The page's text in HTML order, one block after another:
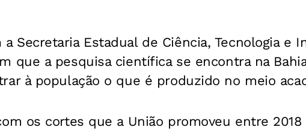
Secretaria Estadual de Ciência, Tecnologia e
que a pesquisa científica se encontra na
à população o que é produzido no meio
os cortes que a União promoveu entre